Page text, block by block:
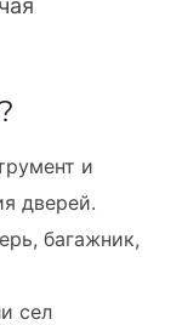
и
дверей.
багажник,
сел